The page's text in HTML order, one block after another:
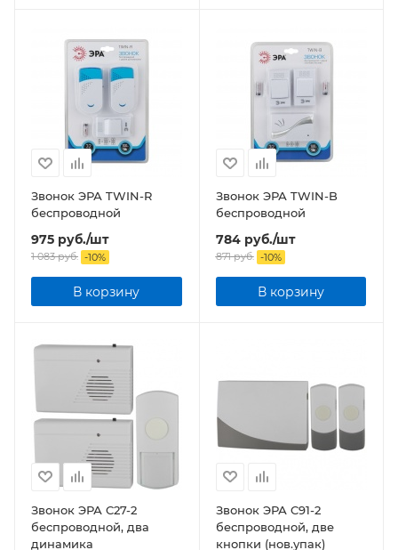
Звонок ЭРА TWIN-R
беспроводной
975 руб./шт
1 083руб. -10%
В корзину
Звонок ЭРА TWIN-B
беспроводной
784руб./шт
871руб. -10%
В корзину
Звонок ЭРА C27-2
беспроводной, два
динамика
Звонок ЭРА C91-2
беспроводной, две
кнопки (нов.упак)